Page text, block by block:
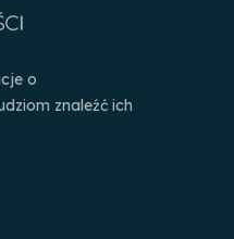
o
znaleźć ich